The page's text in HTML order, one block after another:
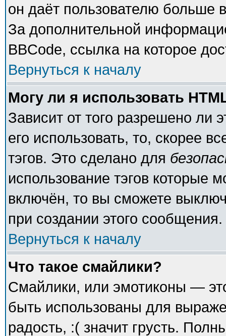
он даёт пользователю больше
За дополнительной
BBCode, ссылка на которое
Вернуться к началу
Могу ли я использовать
Зависит от того разрешено ли
его использовать, то, скорее
тэгов. Это сделано для
использование тэгов которые
включён, то вы сможете
при создании этого сообщения.
Вернуться к началу
Что такое смайлики?
Смайлики, или эмотиконы —
быть использованы для
радость, :( значит грусть.